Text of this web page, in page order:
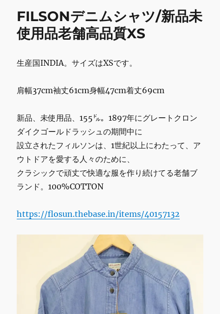
o
k
シ
ュ
ー
FILSONデニムシャツ/新品未
使用品老舗高品質XS
生産国INDIA。サイズはXSです。
肩幅37cm袖丈61cm身幅47cm着丈69cm
新品、未使用品、155㌦。1897年にグレートクロン
ダイクゴールドラッシュの期間中に
設立されたフィルソンは、1世紀以上にわたって、ア
ウトドアを愛する人々のために、
クラシックで頑丈で快適な服を作り続けてる老舗ブ
ランド。100%COTTON
https://flosun.thebase.in/items/40157132